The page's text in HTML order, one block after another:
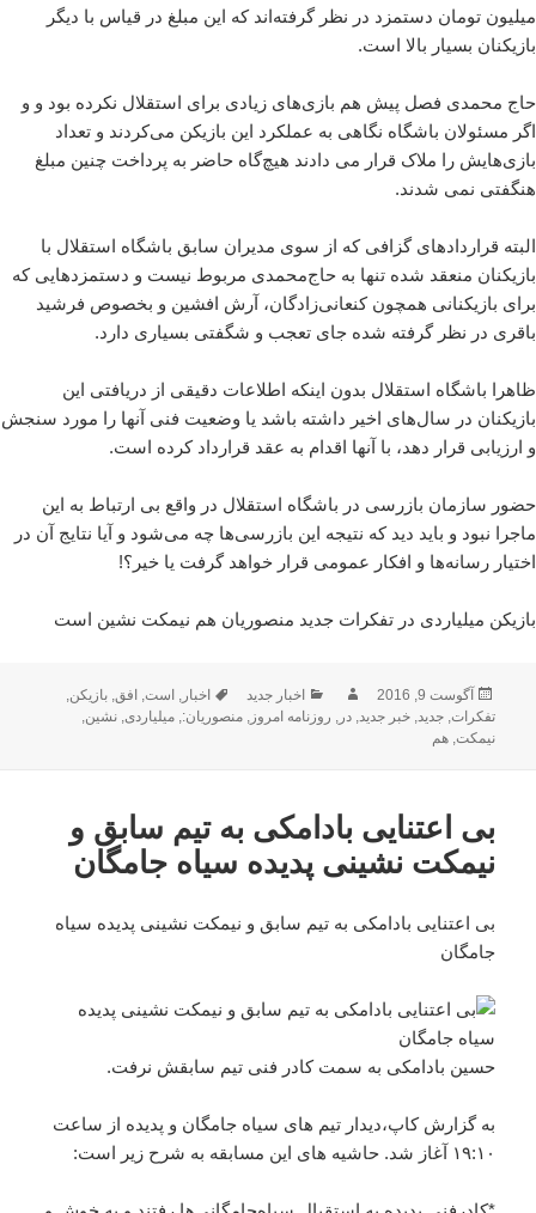
میلیون تومان دستمزد در نظر گرفته‌اند که این مبلغ در قیاس با دیگر
بازیکنان بسیار بالا است.
حاج محمدی فصل پیش هم بازی‌های زیادی برای استقلال نکرده بود و و
اگر مسئولان باشگاه نگاهی به عملکرد این بازیکن می‌کردند و تعداد
بازی‌هایش را ملاک قرار می دادند هیچ‌گاه حاضر به پرداخت چنین مبلغ
هنگفتی نمی شدند.
البته قراردادهای گزافی که از سوی مدیران سابق باشگاه استقلال با
بازیکنان منعقد شده تنها به حاج‌محمدی مربوط نیست و دستمزدهایی که
برای بازیکنانی همچون کنعانی‌زادگان، آرش افشین و بخصوص فرشید
باقری در نظر گرفته شده جای تعجب و شگفتی بسیاری دارد.
ظاهرا باشگاه استقلال بدون اینکه اطلاعات دقیقی از دریافتی این
بازیکنان در سال‌های اخیر داشته باشد یا وضعیت فنی آنها را مورد سنجش
و ارزیابی قرار دهد، با آنها اقدام به عقد قرارداد کرده است.
حضور سازمان بازرسی در باشگاه استقلال در واقع بی ارتباط به این
ماجرا نبود و باید دید که نتیجه این بازرسی‌ها چه می‌شود و آیا نتایج آن در
اختیار رسانه‌ها و افکار عمومی قرار خواهد گرفت یا خیر؟!
بازیکن میلیاردی در تفکرات جدید منصوریان هم نیمکت نشین است
ارسال
شده
در
آگوست 9, 2016 نویسندهدسته‌ها
اخبار جدید برچسب‌ها
اخبار ,است ,افق ,بازیکن
تفکرات ,جدید ,خبر جدید ,در روزنامه امروز ,منصوریان: ,میلیاردی ,نشین
نیمکت ,هم
بی اعتنایی بادامکی به تیم سابق و
نیمکت نشینی پدیده سیاه جامگان
بی اعتنایی بادامکی به تیم سابق و نیمکت نشینی پدیده سیاه
جامگان
حسین بادامکی به سمت کادر فنی تیم سابقش نرفت.
به گزارش کاپ،دیدار تیم های سیاه جامگان و پدیده از ساعت
۱۹:۱۰ آغاز شد. حاشیه های این مسابقه به شرح زیر است: